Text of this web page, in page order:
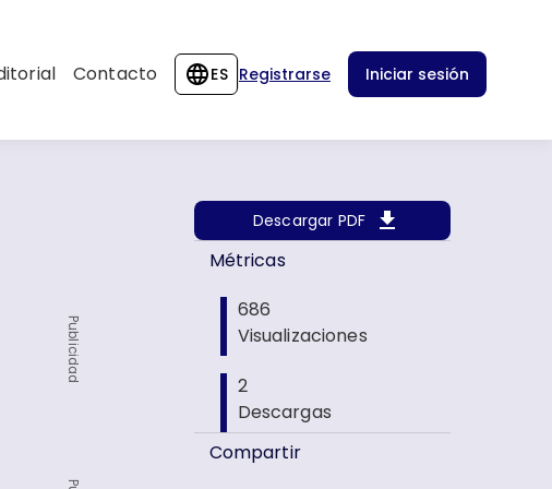
Contacto ES Registrarse Iniciar sesión
Publicidad
Descargar PDF
Métricas
686
Visualizaciones
2
Descargas
Compartir